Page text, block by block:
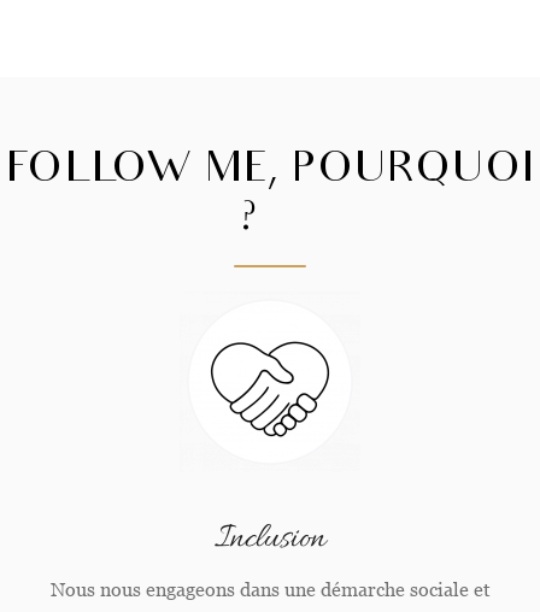
FOLLOW ME, POURQUOI
?
Inclusion
Nous nous engageons dans une démarche sociale et